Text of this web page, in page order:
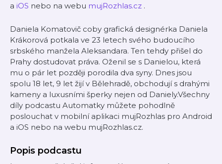
a iOS nebo na webu mujRozhlas.cz .
Daniela Komatovič coby grafická designérka Daniela
Krákorová potkala ve 23 letech svého budoucího
srbského manžela Aleksandara. Ten tehdy přišel do
Prahy dostudovat práva. Oženil se s Danielou, která
mu o pár let později porodila dva syny. Dnes jsou
spolu 18 let, 9 let žijí v Bělehradě, obchodují s drahými
kameny a luxusními šperky nejen od Daniely.Všechny
díly podcastu Automatky můžete pohodlně
poslouchat v mobilní aplikaci mujRozhlas pro Android
a iOS nebo na webu mujRozhlas.cz.
Popis podcastu